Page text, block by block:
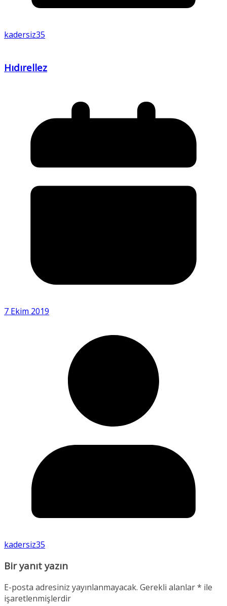
kadersiz35
Hıdırellez
7 Ekim 2019
kadersiz35
Bir yanıt yazın
E-posta adresiniz yayınlanmayacak. Gerekli alanlar* ile
işaretlenmişlerdir